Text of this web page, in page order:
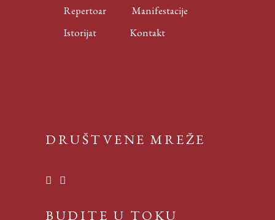
Repertoar
Manifestacije
Istorijat
Kontakt
DRUŠTVENE MREŽE
BUDITE U TOKU